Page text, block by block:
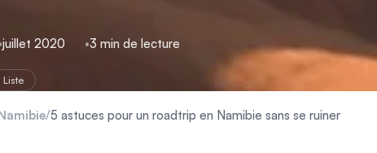
juillet 2020 3 min de lecture
Liste
/5 astuces pour un roadtrip en Namibie sans se ruiner